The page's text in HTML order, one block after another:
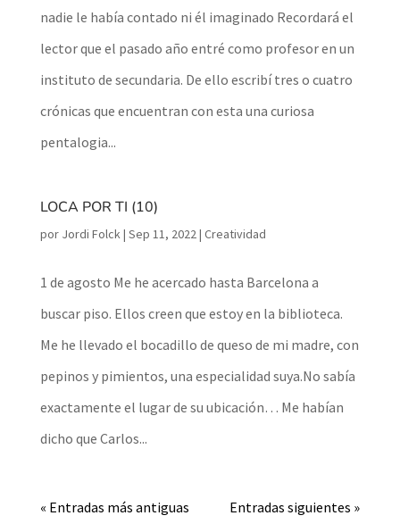
nadie le había contado ni él imaginado Recordará el
lector que el pasado año entré como profesor en un
instituto de secundaria. De ello escribí tres o cuatro
crónicas que encuentran con esta una curiosa
pentalogia...
LOCA POR TI (10)
por Jordi Folck| Sep 11, 2022| Creatividad
1 de agosto Me he acercado hasta Barcelona a
buscar piso. Ellos creen que estoy en la biblioteca.
Me he llevado el bocadillo de queso de mi madre, con
pepinos y pimientos, una especialidad suya.No sabía
exactamente el lugar de su ubicación… Me habían
dicho que Carlos...
« Entradas más antiguas Entradas siguientes »